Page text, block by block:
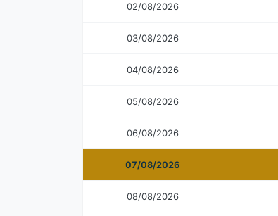
02/08/2026
03/08/2026
04/08/2026
05/08/2026
06/08/2026
07/08/2026
08/08/2026